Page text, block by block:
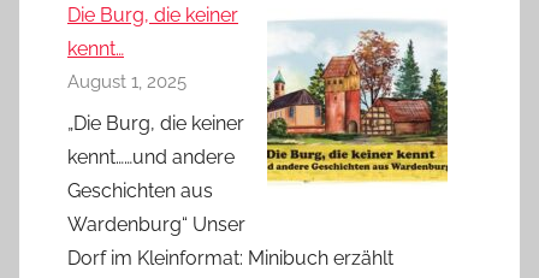
Die Burg, die keiner
kennt…
August 1, 2025
„Die Burg, die keiner
kennt……und andere
Geschichten aus
Wardenburg“ Unser
Dorf im Kleinformat: Minibuch erzählt